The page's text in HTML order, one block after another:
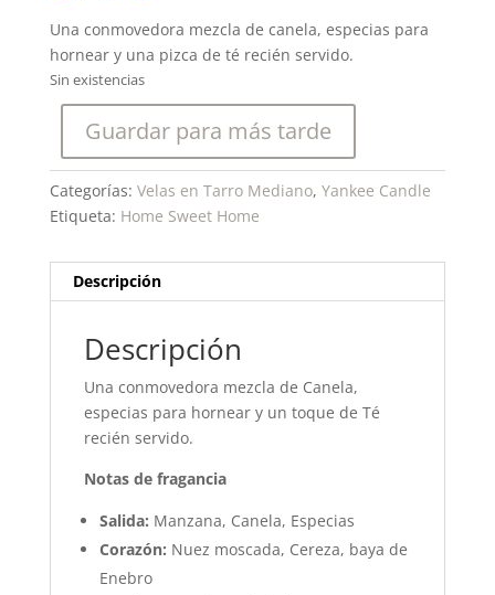
Una conmovedora mezcla de canela, especias para
hornear y una pizca de té recién servido.
Sin existencias
Guardar para más tarde
Categorías: Velas en Tarro Mediano, Yankee Candle
Etiqueta: Home Sweet Home
Descripción
Descripción
Una conmovedora mezcla de Canela,
especias para hornear y un toque de Té
recién servido.
Notas de fragancia
Salida: Manzana, Canela, Especias
Corazón: Nuez moscada, Cereza, baya de
Enebro